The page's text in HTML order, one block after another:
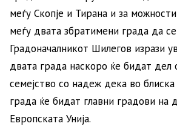
меѓу Скопје и Тирана и за
меѓу двата збратимени града да
Градоначалникот Шилегов изрази
двата града наскоро ќе бидат дел
семејство со надеж дека во
града ќе бидат главни градови на
Европската Унија.